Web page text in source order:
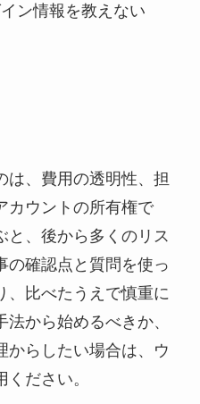
ン情報を教えない
は、費用の透明性、担
カウントの所有権で
と、後から多くのリス
の確認点と質問を使っ
、比べたうえで慎重に
から始めるべきか、
からしたい場合は、ウ
ださい。